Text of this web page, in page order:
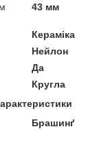
43 мм
Кераміка
Нейлон
Да
Кругла
Брашинґ